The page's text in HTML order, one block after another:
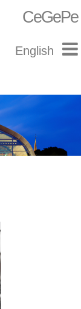
CeGePe
English